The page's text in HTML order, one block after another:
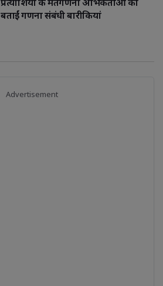
बताईं गणना संबंधी बारीकियां
Advertisement